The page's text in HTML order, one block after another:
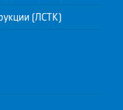
(ЛСТК)